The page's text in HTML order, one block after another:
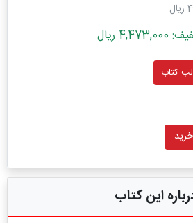
ریال
کتاب
این کتاب